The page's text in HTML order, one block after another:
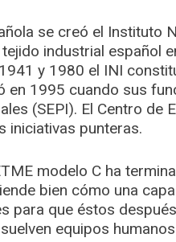
se creó el Instituto
industrial español
y 1980 el INI
en 1995 cuando sus
(SEPI). El Centro de
iniciativas punteras.
modelo C ha
bien cómo una
para que éstos
equipos